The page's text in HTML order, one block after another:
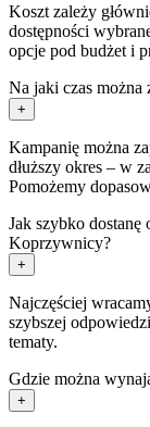
Koszt zależy
dostępności
opcje pod budżet i
Na jaki czas
+
Kampanię można
dłuższy okres – w
Pomożemy
Jak szybko
Koprzywnicy?
+
Najczęściej
szybszej
tematy.
Gdzie można
+